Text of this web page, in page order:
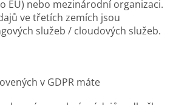
EU) nebo mezinárodní organizaci.
ve třetích zemích jsou
služeb / cloudových služeb.
v GDPR máte